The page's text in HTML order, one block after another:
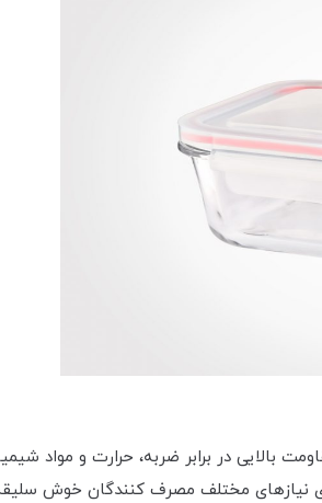
بالایی در برابر ضربه، حرارت و مواد
نیازهای مختلف مصرف کنندگان خوش سلیقه